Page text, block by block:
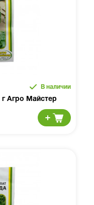
В наличии
Агро Майстер